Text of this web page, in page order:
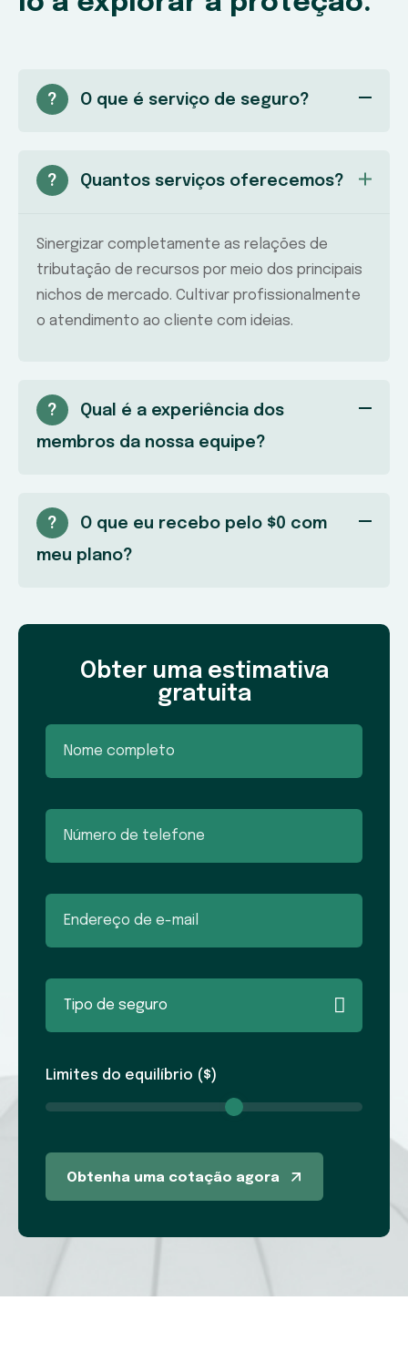
? O que é serviço de seguro?
? Quantos serviços oferecemos?
Sinergizar completamente as relações de
tributação de recursos por meio dos principais
nichos de mercado. Cultivar profissionalmente
o atendimento ao cliente com ideias.
?
Qual é a experiência dos
membros da nossa equipe?
?
O que eu recebo pelo $0 com
meu plano?
Obter uma estimativa
gratuita
Limites do equilíbrio ($)